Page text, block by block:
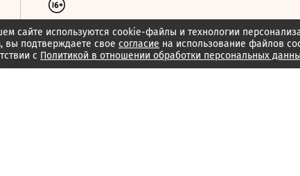
сайте используются cookie-файлы и технологии
вы подтверждаете свое согласие на использование файлов
с Политикой в отношении обработки персональных